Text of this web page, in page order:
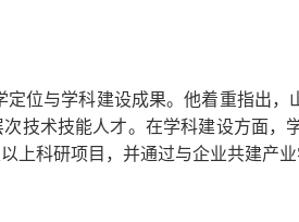
位与学科建设成果。他着重指出
技术技能人才。在学科建设方面
上科研项目，并通过与企业共建产